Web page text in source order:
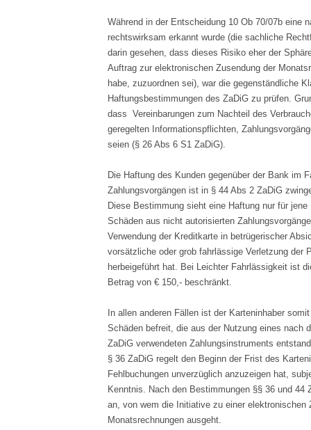
Während in der Entscheidung 10 Ob 70/07b eine
rechtswirksam erkannt wurde (die sachliche
darin gesehen, dass dieses Risiko eher der
Auftrag zur elektronischen Zusendung der
habe, zuzuordnen sei), war die gegenständliche
Haftungsbestimmungen des ZaDiG zu prüfen.
dass Vereinbarungen zum Nachteil des
geregelten Informationspflichten,
seien (§ 26 Abs 6 S1 ZaDiG).
Die Haftung des Kunden gegenüber der Bank im
Zahlungsvorgängen ist in § 44 Abs 2 ZaDiG
Diese Bestimmung sieht eine Haftung nur für
Schäden aus nicht autorisierten
Verwendung der Kreditkarte in betrügerischer
vorsätzliche oder grob fahrlässige Verletzung der
herbeigeführt hat. Bei Leichter Fahrlässigkeit ist
Betrag von € 150,- beschränkt.
In allen anderen Fällen ist der Karteninhaber
Schäden befreit, die aus der Nutzung eines nach
ZaDiG verwendeten Zahlungsinstruments
§ 36 ZaDiG regelt den Beginn der Frist des
Fehlbuchungen unverzüglich anzuzeigen hat,
Kenntnis. Nach den Bestimmungen §§ 36 und 44
an, von wem die Initiative zu einer elektronischen
Monatsrechnungen ausgeht.